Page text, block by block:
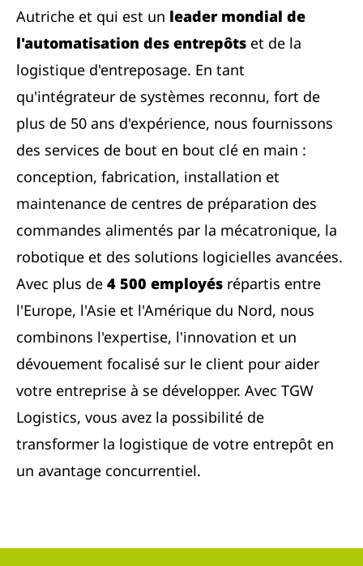
Autriche et qui est un leader mondial de
l'automatisation des entrepôts et de la
logistique d'entreposage. En tant
qu'intégrateur de systèmes reconnu, fort de
plus de 50 ans d'expérience, nous fournissons
des services de bout en bout clé en main :
conception, fabrication, installation et
maintenance de centres de préparation des
commandes alimentés par la mécatronique, la
robotique et des solutions logicielles avancées.
Avec plus de 4 500 employés répartis entre
l'Europe, l'Asie et l'Amérique du Nord, nous
combinons l'expertise, l'innovation et un
dévouement focalisé sur le client pour aider
votre entreprise à se développer. Avec TGW
Logistics, vous avez la possibilité de
transformer la logistique de votre entrepôt en
un avantage concurrentiel.